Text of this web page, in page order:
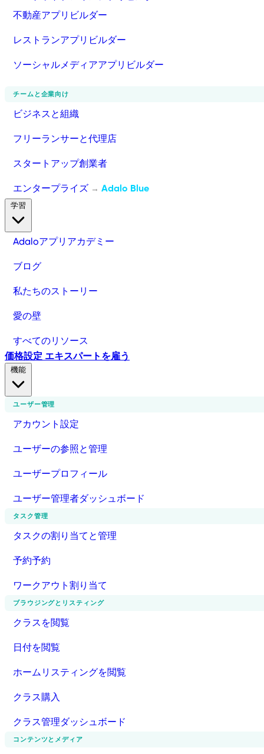
不動産アプリビルダー
レストランアプリビルダー
ソーシャルメディアアプリビルダー
チームと企業向け
ビジネスと組織
フリーランサーと代理店
スタートアップ創業者
エンタープライズ → Adalo Blue
Adaloアプリアカデミー
ブログ
私たちのストーリー
愛の壁
すべてのリソース
価格設定 エキスパートを雇う
ユーザー管理
アカウント設定
ユーザーの参照と管理
ユーザープロフィール
ユーザー管理者ダッシュボード
タスク管理
タスクの割り当てと管理
予約予約
ワークアウト割り当て
ブラウジングとリスティング
クラスを閲覧
日付を閲覧
ホームリスティングを閲覧
クラス購入
クラス管理ダッシュボード
コンテンツとメディア